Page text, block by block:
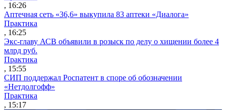
, 16:26
Аптечная сеть «36,6» выкупила 83 аптеки «Диалога»
Практика
, 16:25
Экс-главу АСВ объявили в розыск по делу о хищении более 4
млрд руб.
Практика
, 15:55
СИП поддержал Роспатент в споре об обозначении
«Нетдолгофф»
Практика
, 15:17